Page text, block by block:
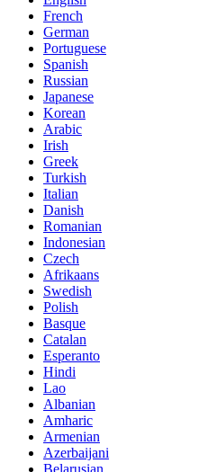
French
German
Portuguese
Spanish
Russian
Japanese
Korean
Arabic
Irish
Greek
Turkish
Italian
Danish
Romanian
Indonesian
Czech
Afrikaans
Swedish
Polish
Basque
Catalan
Esperanto
Hindi
Lao
Albanian
Amharic
Armenian
Azerbaijani